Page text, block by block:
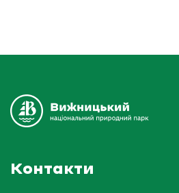
Контакти